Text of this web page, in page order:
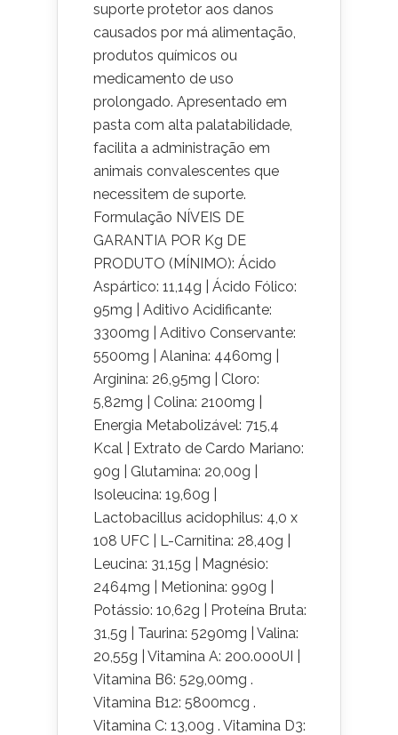
suporte protetor aos danos
causados por má alimentação,
produtos químicos ou
medicamento de uso
prolongado. Apresentado em
pasta com alta palatabilidade,
facilita a administração em
animais convalescentes que
necessitem de suporte.
Formulação NÍVEIS DE
GARANTIA POR Kg DE
PRODUTO (MÍNIMO): Ácido
Aspártico: 11,14g | Ácido Fólico:
95mg | Aditivo Acidificante:
3300mg | Aditivo Conservante:
5500mg | Alanina: 4460mg |
Arginina: 26,95mg | Cloro:
5,82mg | Colina: 2100mg |
Energia Metabolizável: 715,4
Kcal | Extrato de Cardo Mariano:
90g | Glutamina: 20,00g |
Isoleucina: 19,60g |
Lactobacillus acidophilus: 4,0 x
108 UFC | L-Carnitina: 28,40g |
Leucina: 31,15g | Magnésio:
2464mg | Metionina: 990g |
Potássio: 10,62g | Proteína Bruta:
31,5g | Taurina: 5290mg | Valina:
20,55g | Vitamina A: 200.000UI |
Vitamina B6: 529,00mg .
Vitamina B12: 5800mcg .
Vitamina C: 13,00g . Vitamina D3: